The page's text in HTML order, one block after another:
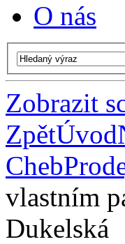
O nás
Zobrazit
ZpětÚvod
Cheb
vlastním
Dukelská